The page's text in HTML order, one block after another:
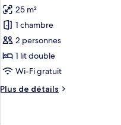
View
Suite
photos
pour
ce
type
de
chambre :
Superior
25 m²
1 chambre
2 personnes
1 lit double
Wi-Fi gratuit
Plus de détails
Plus